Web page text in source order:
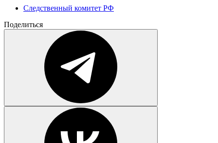
Следственный комитет РФ
Поделиться